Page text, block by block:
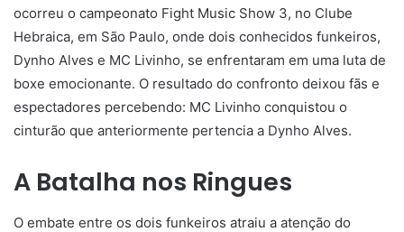
ocorreu o campeonato Fight Music Show 3, no Clube
Hebraica, em São Paulo, onde dois conhecidos funkeiros,
Dynho Alves e MC Livinho, se enfrentaram em uma luta de
boxe emocionante. O resultado do confronto deixou fãs e
espectadores percebendo: MC Livinho conquistou o
cinturão que anteriormente pertencia a Dynho Alves.
A Batalha nos Ringues
O embate entre os dois funkeiros atraiu a atenção do